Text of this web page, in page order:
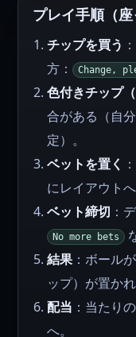
プレイ手順（座
チップを買う
方：
Change,
色付きチップ
合がある（自
定）。
ベットを置く
にレイアウトへ
ベット締切 ：
No more bets
結果 ：ボール
ップ）が置かれ
配当 ：当たり
へ。